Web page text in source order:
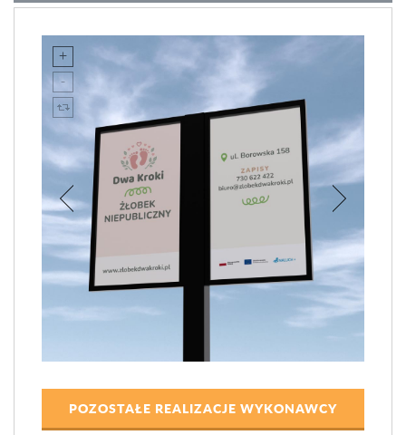
POZOSTAŁE REALIZACJE WYKONAWCY